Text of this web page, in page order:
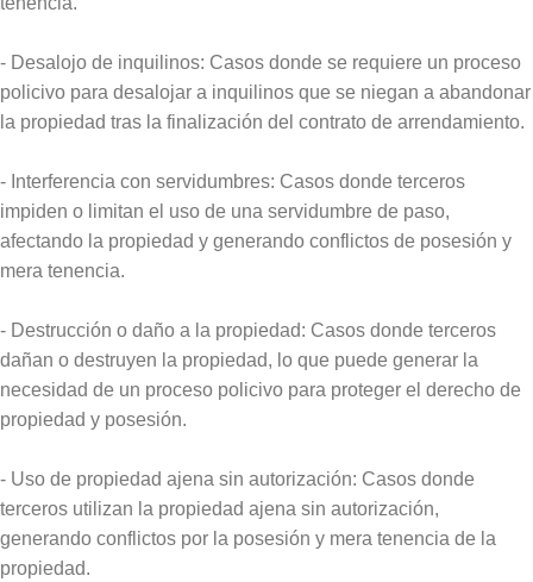
- Desalojo de inquilinos: Casos donde se requiere un proceso
policivo para desalojar a inquilinos que se niegan a abandonar
la propiedad tras la finalización del contrato de arrendamiento.
- Interferencia con servidumbres: Casos donde terceros
impiden o limitan el uso de una servidumbre de paso,
afectando la propiedad y generando conflictos de posesión y
mera tenencia.
- Destrucción o daño a la propiedad: Casos donde terceros
dañan o destruyen la propiedad, lo que puede generar la
necesidad de un proceso policivo para proteger el derecho de
propiedad y posesión.
- Uso de propiedad ajena sin autorización: Casos donde
terceros utilizan la propiedad ajena sin autorización,
generando conflictos por la posesión y mera tenencia de la
propiedad.